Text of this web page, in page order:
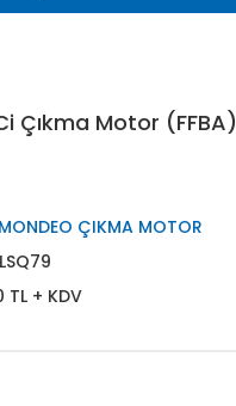
Çıkma Motor (FFBA)
ÇIKMA MOTOR
TL + KDV